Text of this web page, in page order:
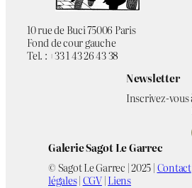
10 rue de Buci 75006 Paris
Fond de cour gauche
Tel. : +33 1 43 26 43 38
Newsletter
Inscrivez-
Galerie Sagot Le Garrec
© Sagot Le Garrec | 2025 |Contact
légales|CGV|Liens